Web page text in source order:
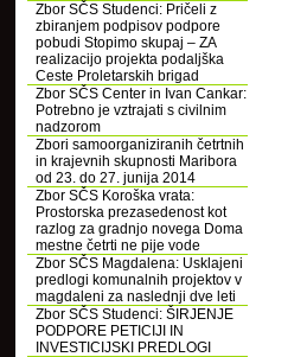
Zbor SČS Studenci: Pričeli z
zbiranjem podpisov podpore
pobudi Stopimo skupaj – ZA
realizacijo projekta podaljška
Ceste Proletarskih brigad
Zbor SČS Center in Ivan Cankar:
Potrebno je vztrajati s civilnim
nadzorom
Zbori samoorganiziranih četrtnih
in krajevnih skupnosti Maribora
od 23. do 27. junija 2014
Zbor SČS Koroška vrata:
Prostorska prezasedenost kot
razlog za gradnjo novega Doma
mestne četrti ne pije vode
Zbor SČS Magdalena: Usklajeni
predlogi komunalnih projektov v
magdaleni za naslednji dve leti
Zbor SČS Studenci: ŠIRJENJE
PODPORE PETICIJI IN
INVESTICIJSKI PREDLOGI